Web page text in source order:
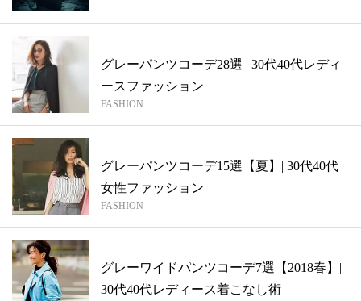
グレーパンツコーデ28選 | 30代40代レディ
ースファッション
FASHION
グレーパンツコーデ15選【夏】| 30代40代
女性ファッション
FASHION
グレーワイドパンツコーデ7選【2018春】|
30代40代レディース着こなし術